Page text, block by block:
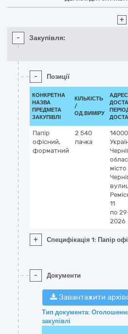
+
- Закупівля:
- Позиції
КОНКРЕТНА
НАЗВА
ПРЕДМЕТА
ЗАКУПІВЛІ
КІЛЬКІСТЬ
/
ОД.ВИМІРУ
Папір
офісний,
форматний
2 540
пачка
14000
місто
11
по
2026
+ Специфікація 1: Папір
- Документи
Завантажити
Тип документа:
закупівлі